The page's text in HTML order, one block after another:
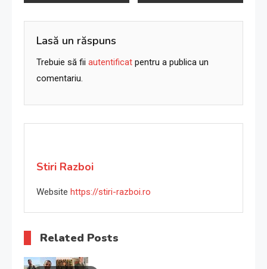
în
articole
Lasă un răspuns
Trebuie să fii autentificat pentru a publica un
comentariu.
Stiri Razboi
Website https://stiri-razboi.ro
Related Posts